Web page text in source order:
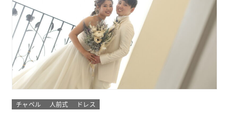
チャペル 人前式
ドレス